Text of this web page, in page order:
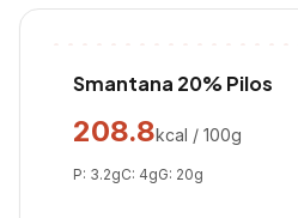
Smantana 20% Pilos
208.8kcal / 100g
P: 3.2gC: 4gG: 20g